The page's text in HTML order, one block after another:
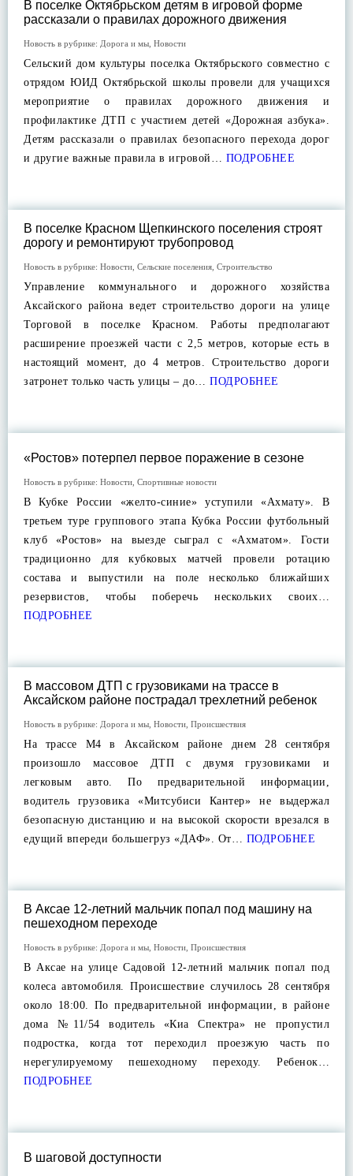
В поселке Октябрьском детям в игровой форме
рассказали о правилах дорожного движения
Новость в рубрике: Дорога и мы Новости
Сельский дом культуры поселка Октябрьского совместно с
отрядом ЮИД Октябрьской школы провели для учащихся
мероприятие о правилах дорожного движения и
профилактике ДТП с участием детей «Дорожная азбука».
Детям рассказали о правилах безопасного перехода дорог
и другие важные правила в игровой… ПОДРОБНЕЕ
В поселке Красном Щепкинского поселения строят
дорогу и ремонтируют трубопровод
Новость в рубрике: Новости Сельские поселения Строительство
Управление коммунального и дорожного хозяйства
Аксайского района ведет строительство дороги на улице
Торговой в поселке Красном. Работы предполагают
расширение проезжей части с 2,5 метров, которые есть в
настоящий момент, до 4 метров. Строительство дороги
затронет только часть улицы – до… ПОДРОБНЕЕ
«Ростов» потерпел первое поражение в сезоне
Новость в рубрике: Новости Спортивные новости
В Кубке России «желто-синие» уступили «Ахмату». В
третьем туре группового этапа Кубка России футбольный
клуб «Ростов» на выезде сыграл с «Ахматом». Гости
традиционно для кубковых матчей провели ротацию
состава и выпустили на поле несколько ближайших
резервистов, чтобы поберечь нескольких своих…
ПОДРОБНЕЕ
В массовом ДТП с грузовиками на трассе в
Аксайском районе пострадал трехлетний ребенок
Новость в рубрике: Дорога и мы Новости Происшествия
На трассе М4 в Аксайском районе днем 28 сентября
произошло массовое ДТП с двумя грузовиками и
легковым авто. По предварительной информации,
водитель грузовика «Митсубиси Кантер» не выдержал
безопасную дистанцию и на высокой скорости врезался в
едущий впереди большегруз «ДАФ». От… ПОДРОБНЕЕ
В Аксае 12-летний мальчик попал под машину на
пешеходном переходе
Новость в рубрике: Дорога и мы Новости Происшествия
В Аксае на улице Садовой 12-летний мальчик попал под
колеса автомобиля. Происшествие случилось 28 сентября
около 18:00. По предварительной информации, в районе
дома №11/54 водитель «Киа Спектра» не пропустил
подростка, когда тот переходил проезжую часть по
нерегулируемому пешеходному переходу. Ребенок…
ПОДРОБНЕЕ
В шаговой доступности